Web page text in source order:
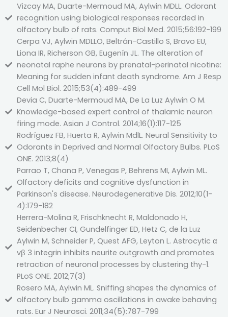
Vizcay MA, Duarte-Mermoud MA, Aylwin MDLL. Odorant
recognition using biological responses recorded in
olfactory bulb of rats. Comput Biol Med. 2015;56:192-199
Cerpa VJ, Aylwin MDLLO, Beltrán-Castillo S, Bravo EU,
Liona IR, Richerson GB, Eugenín JL. The alteration of
neonatal raphe neurons by prenatal-perinatal nicotine:
Meaning for sudden infant death syndrome. Am J Resp
Cell Mol Biol. 2015;53(4):489-499
Devia C, Duarte-Mermoud MA, De La Luz Aylwin O M.
Knowledge-based expert control of thalamic neuron
firing mode. Asian J Control. 2014;16(1):117-125
Rodríguez FB, Huerta R, Aylwin MdlL. Neural Sensitivity to
Odorants in Deprived and Normal Olfactory Bulbs. PLoS
ONE. 2013;8(4)
Parrao T, Chana P, Venegas P, Behrens MI, Aylwin ML.
Olfactory deficits and cognitive dysfunction in
Parkinson's disease. Neurodegenerative Dis. 2012;10(1-
4):179-182
Herrera-Molina R, Frischknecht R, Maldonado H,
Seidenbecher CI, Gundelfinger ED, Hetz C, de la Luz
Aylwin M, Schneider P, Quest AFG, Leyton L. Astrocytic α
vβ 3 integrin inhibits neurite outgrowth and promotes
retraction of neuronal processes by clustering thy-1.
PLoS ONE. 2012;7(3)
Rosero MA, Aylwin ML. Sniffing shapes the dynamics of
olfactory bulb gamma oscillations in awake behaving
rats. Eur J Neurosci. 2011;34(5):787-799